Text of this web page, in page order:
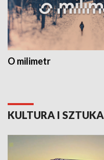
O milimetr
KULTURA I SZTUKA